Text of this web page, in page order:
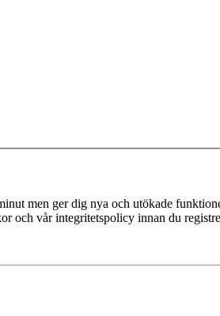
men ger dig nya och utökade
och vår integritetspolicy innan du